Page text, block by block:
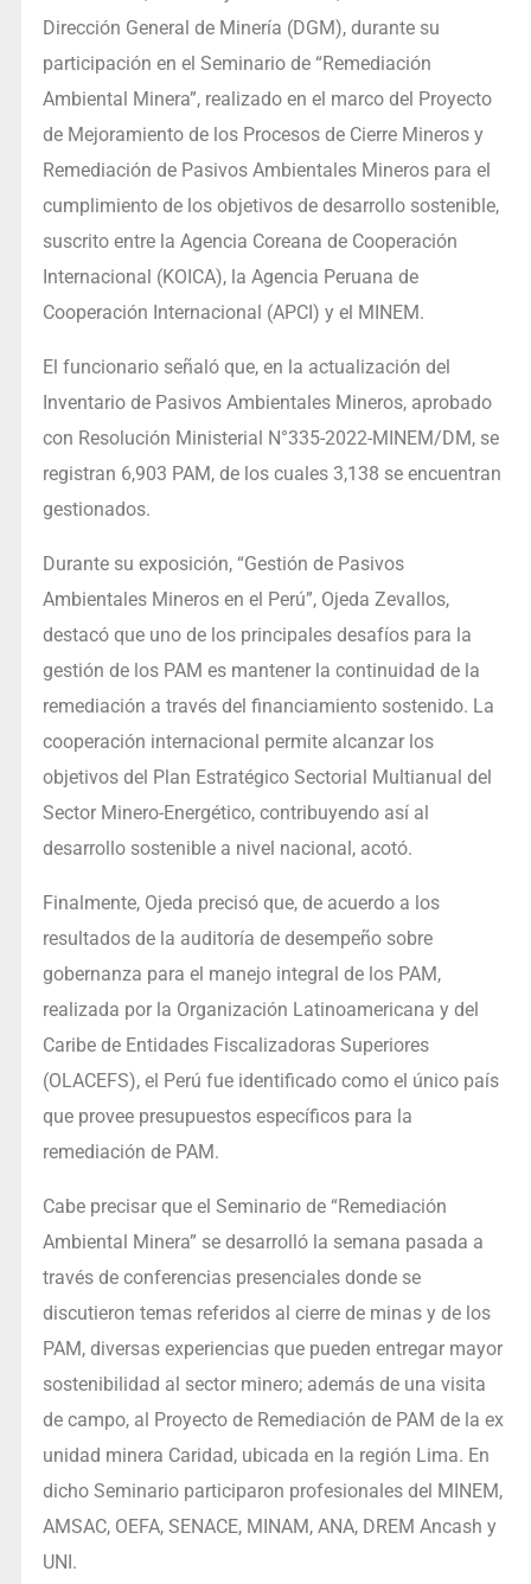
Dirección General de Minería (DGM), durante su
participación en el Seminario de “Remediación
Ambiental Minera”, realizado en el marco del Proyecto
de Mejoramiento de los Procesos de Cierre Mineros y
Remediación de Pasivos Ambientales Mineros para el
cumplimiento de los objetivos de desarrollo sostenible,
suscrito entre la Agencia Coreana de Cooperación
Internacional (KOICA), la Agencia Peruana de
Cooperación Internacional (APCI) y el MINEM.
El funcionario señaló que, en la actualización del
Inventario de Pasivos Ambientales Mineros, aprobado
con Resolución Ministerial N°335-2022-MINEM/DM, se
registran 6,903 PAM, de los cuales 3,138 se encuentran
gestionados.
Durante su exposición, “Gestión de Pasivos
Ambientales Mineros en el Perú”, Ojeda Zevallos,
destacó que uno de los principales desafíos para la
gestión de los PAM es mantener la continuidad de la
remediación a través del financiamiento sostenido. La
cooperación internacional permite alcanzar los
objetivos del Plan Estratégico Sectorial Multianual del
Sector Minero-Energético, contribuyendo así al
desarrollo sostenible a nivel nacional, acotó.
Finalmente, Ojeda precisó que, de acuerdo a los
resultados de la auditoría de desempeño sobre
gobernanza para el manejo integral de los PAM,
realizada por la Organización Latinoamericana y del
Caribe de Entidades Fiscalizadoras Superiores
(OLACEFS), el Perú fue identificado como el único país
que provee presupuestos específicos para la
remediación de PAM.
Cabe precisar que el Seminario de “Remediación
Ambiental Minera” se desarrolló la semana pasada a
través de conferencias presenciales donde se
discutieron temas referidos al cierre de minas y de los
PAM, diversas experiencias que pueden entregar mayor
sostenibilidad al sector minero; además de una visita
de campo, al Proyecto de Remediación de PAM de la ex
unidad minera Caridad, ubicada en la región Lima. En
dicho Seminario participaron profesionales del MINEM,
AMSAC, OEFA, SENACE, MINAM, ANA, DREM Ancash y
UNI.